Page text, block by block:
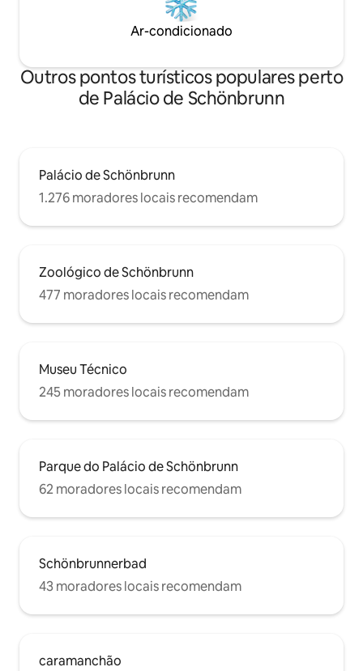
Ar-condicionado
Outros pontos turísticos populares perto
de Palácio de Schönbrunn
Palácio de Schönbrunn
1.276 moradores locais recomendam
Zoológico de Schönbrunn
477 moradores locais recomendam
Museu Técnico
245 moradores locais recomendam
Parque do Palácio de Schönbrunn
62 moradores locais recomendam
Schönbrunnerbad
43 moradores locais recomendam
caramanchão